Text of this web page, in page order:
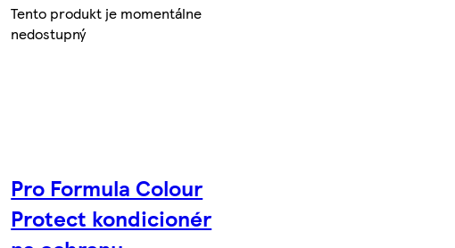
Tento produkt je momentálne
nedostupný
Pro Formula Colour
Protect kondicionér